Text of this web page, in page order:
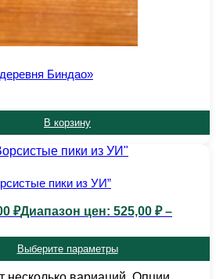
Биндао»
В корзину
пики из УИ”
₽Диапазон цен: 525,00 ₽ –
Выберите параметры